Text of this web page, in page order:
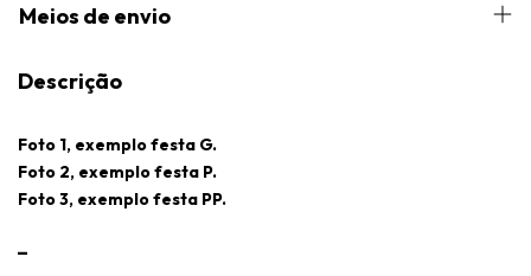
Meios de envio
Descrição
Foto 1, exemplo festa G.
Foto 2, exemplo festa P.
Foto 3, exemplo festa PP.